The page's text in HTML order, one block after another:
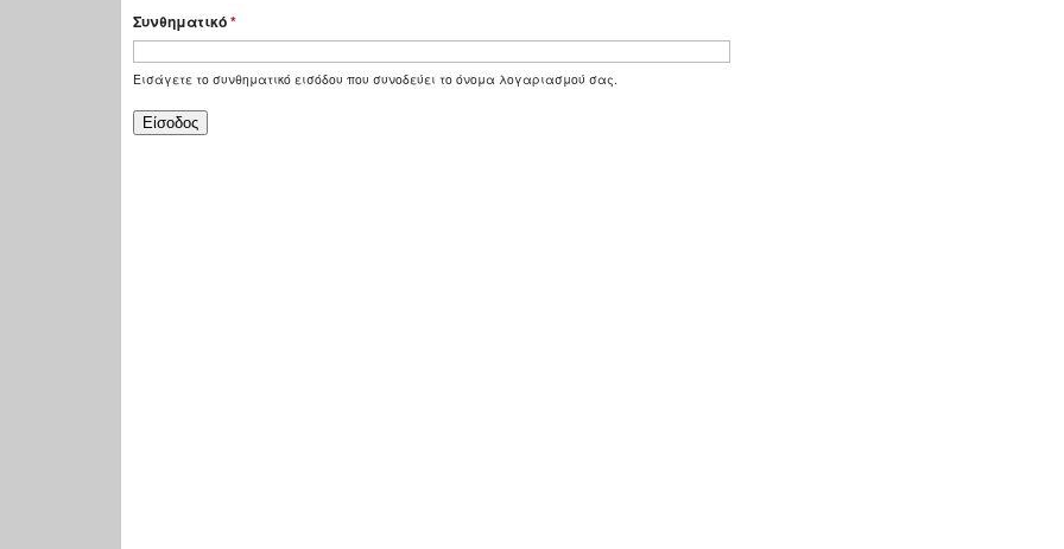
Συνθηματικό*
Εισάγετε το συνθηματικό εισόδου που συνοδεύει το όνομα λογαριασμού σας.